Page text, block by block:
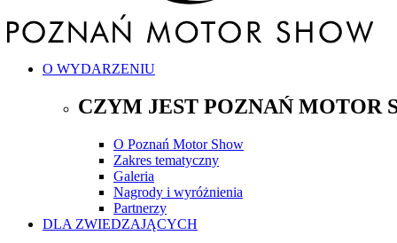
O WYDARZENIU
CZYM JEST POZNAŃ MOTOR
O Poznań Motor Show
Zakres tematyczny
Galeria
Nagrody i wyróżnienia
Partnerzy
DLA ZWIEDZAJĄCYCH